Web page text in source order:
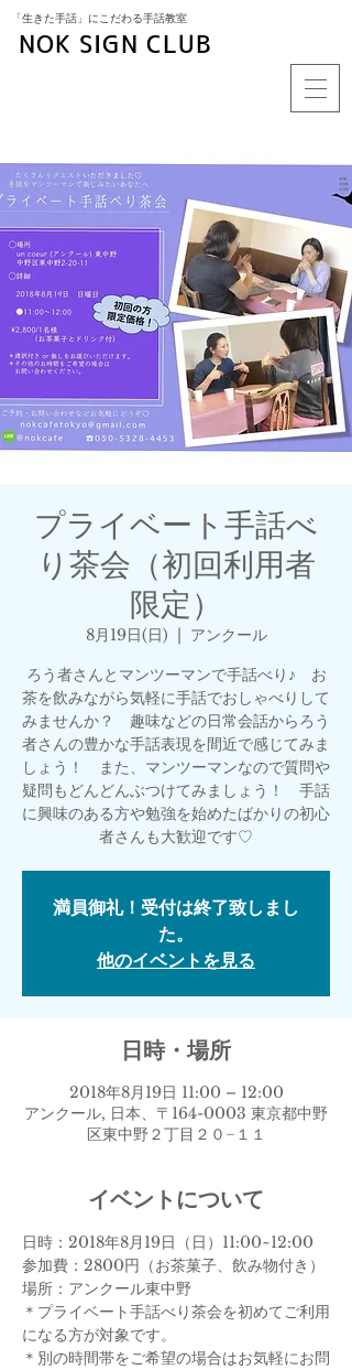
​「生きた手話」にこだわる手話教室
NOK SIGN CLUB
プライベート手話べ
り茶会（初回利用者
限定）
8月19日(日)
  |
アンクール
ろう者さんとマンツーマンで手話べり♪ お
茶を飲みながら気軽に手話でおしゃべりして
みませんか？ 趣味などの日常会話からろう
者さんの豊かな手話表現を間近で感じてみま
しょう！ また、マンツーマンなので質問や
疑問もどんどんぶつけてみましょう！ 手話
に興味のある方や勉強を始めたばかりの初心
者さんも大歓迎です♡
満員御礼！受付は終了致しまし
た。
他のイベントを見る
日時・場所
2018年8月19日 11:00 – 12:00
アンクール, 日本、〒164-0003 東京都中野
区東中野２丁目２０−１１
イベントについて
日時：2018年8月19日（日）11:00~12:00
参加費：2800円（お茶菓子、飲み物付き）
場所：アンクール東中野
＊プライベート手話べり茶会を初めてご利用
になる方が対象です。
＊別の時間帯をご希望の場合はお気軽にお問